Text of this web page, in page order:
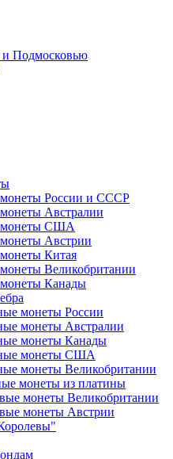
и Подмосковью
России и СССР
Австралии
монеты США
Австрии
Китая
Великобритании
Канады
монеты России
монеты Австралии
монеты Канады
монеты США
монеты Великобритании
монеты из платины
монеты Великобритании
монеты Австрии